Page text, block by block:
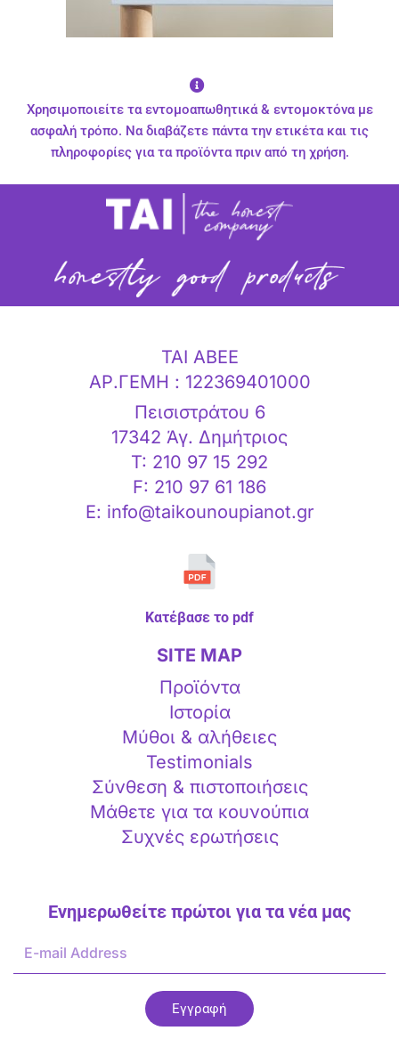
Χρησιμοποιείτε τα εντομοαπωθητικά & εντομοκτόνα με
ασφαλή τρόπο. Να διαβάζετε πάντα την ετικέτα και τις
πληροφορίες για τα προϊόντα πριν από τη χρήση.
ΤΑΙ ΑΒΕΕ
ΑΡ.ΓΕΜΗ : 122369401000
Πεισιστράτου 6
17342 Άγ. Δημήτριος
T: 210 97 15 292
F: 210 97 61 186
E: info@taikounoupianot.gr
Κατέβασε το pdf
SITE MAP
Προϊόντα
Ιστορία
Μύθοι & αλήθειες
Testimonials
Σύνθεση & πιστοποιήσεις
Μάθετε για τα κουνούπια
Συχνές ερωτήσεις
Ενημερωθείτε πρώτοι για τα νέα μας
mail
Εγγραφή